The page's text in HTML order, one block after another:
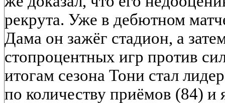
рекрута. Уже в дебютном
Дама он зажёг стадион, а
стопроцентных игр против
итогам сезона Тони стал
по количеству приёмов (84) и